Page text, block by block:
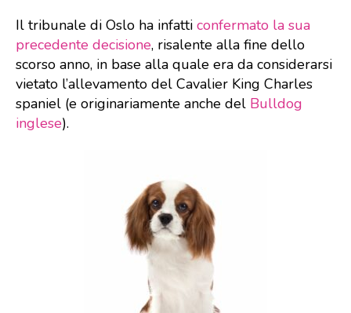
Il tribunale di Oslo ha infatti confermato la sua
precedente decisione, risalente alla fine dello
scorso anno, in base alla quale era da considerarsi
vietato l’allevamento del Cavalier King Charles
spaniel (e originariamente anche del Bulldog
inglese).